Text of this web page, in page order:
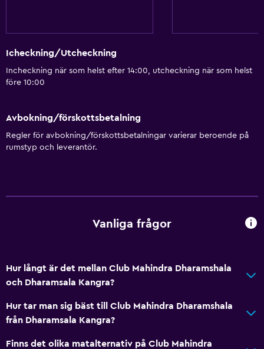
Icheckning/Utcheckning
Incheckning när som helst efter 14:00, utcheckning när som helst
före 10:00
Avbokning/förskottsbetalning
Regler för avbokning/förskottsbetalningar varierar beroende på
rumstyp och leverantör.
Vanliga frågor
Hur långt är det mellan Club Mahindra Dharamshala
och Dharamsala Kangra?
Hur tar man sig bäst till Club Mahindra Dharamshala
från Dharamsala Kangra?
Finns det olika matalternativ på Club Mahindra